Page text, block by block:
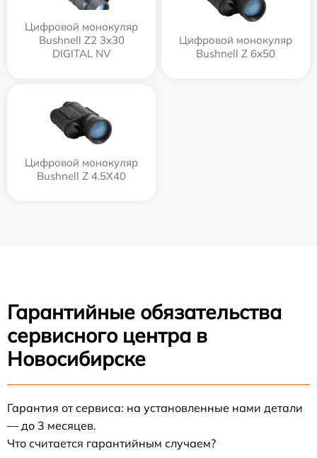
Цифровой монокуляр
Bushnell Z2 3x30
DIGITAL NV
Цифровой монокуляр
Bushnell Z 6x50
Цифровой монокуляр
Bushnell Z 4.5X40
Гарантийные обязательства
сервисного центра в
Новосибирске
Гарантия от сервиса: на установленные нами детали
— до 3 месяцев.
Что считается гарантийным случаем?